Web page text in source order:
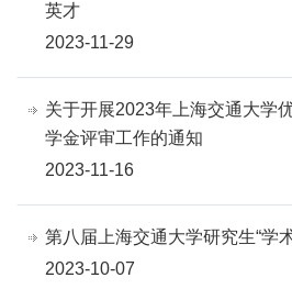
英才
2023-11-29
关于开展2023年上海交通大学
学金评审工作的通知
2023-11-16
第八届上海交通大学研究生“学
2023-10-07